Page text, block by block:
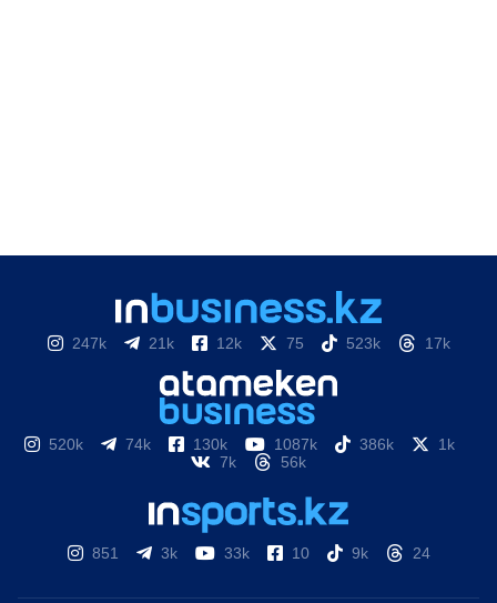
247k 21k 12k 75 523k 17k
520k 74k 130k 1087k 386k
1k
7k
56k
851 3k 33k 10 9k 24